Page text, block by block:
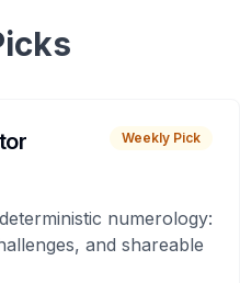
Weekly Pick
numerology:
and shareable